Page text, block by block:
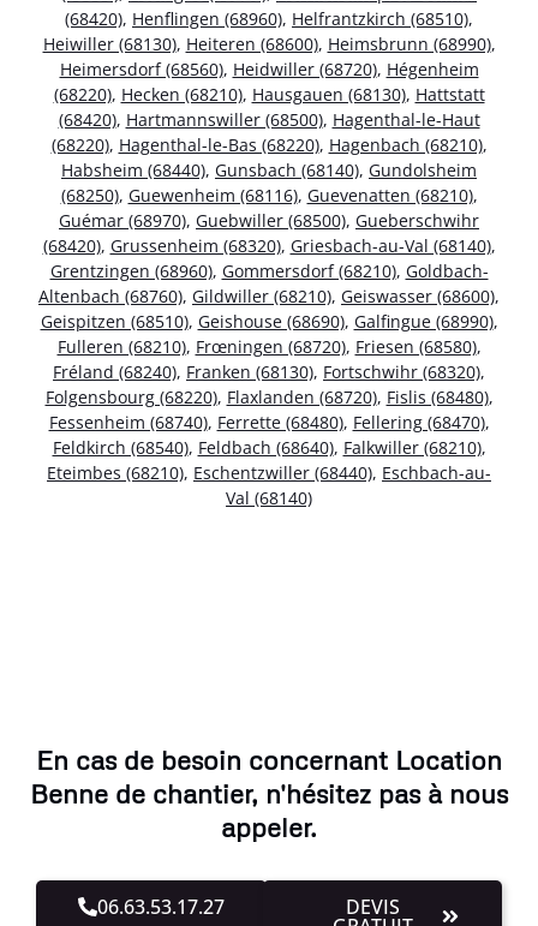
(68420), Henflingen (68960), Helfrantzkirch (68510),
Heiwiller (68130), Heiteren (68600), Heimsbrunn (68990),
Heimersdorf (68560), Heidwiller (68720), Hégenheim
(68220), Hecken (68210), Hausgauen (68130), Hattstatt
(68420), Hartmannswiller (68500), Hagenthal-le-Haut
(68220), Hagenthal-le-Bas (68220), Hagenbach (68210),
Habsheim (68440), Gunsbach (68140), Gundolsheim
(68250), Guewenheim (68116), Guevenatten (68210),
Guémar (68970), Guebwiller (68500), Gueberschwihr
(68420), Grussenheim (68320), Griesbach-au-Val (68140),
Grentzingen (68960), Gommersdorf (68210), Goldbach-
Altenbach (68760), Gildwiller (68210), Geiswasser (68600),
Geispitzen (68510), Geishouse (68690), Galfingue (68990),
Fulleren (68210), Frœningen (68720), Friesen (68580),
Fréland (68240), Franken (68130), Fortschwihr (68320),
Folgensbourg (68220), Flaxlanden (68720), Fislis (68480),
Fessenheim (68740), Ferrette (68480), Fellering (68470),
Feldkirch (68540), Feldbach (68640), Falkwiller (68210),
Eteimbes (68210), Eschentzwiller (68440), Eschbach-au-
Val (68140)
En cas de besoin concernant Location
Benne de chantier, n'hésitez pas à nous
appeler.
06.63.53.17.27 DEVIS